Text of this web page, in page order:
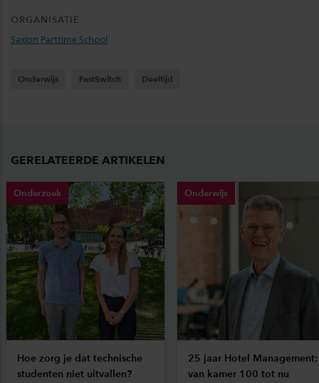
ORGANISATIE
Saxion Parttime School
Onderwijs FastSwitch Deeltijd
GERELATEERDE ARTIKELEN
Onderzoek
Hoe zorg je dat technische
studenten niet uitvallen?
Onderwijs
25 jaar Hotel Management:
van kamer 100 tot nu